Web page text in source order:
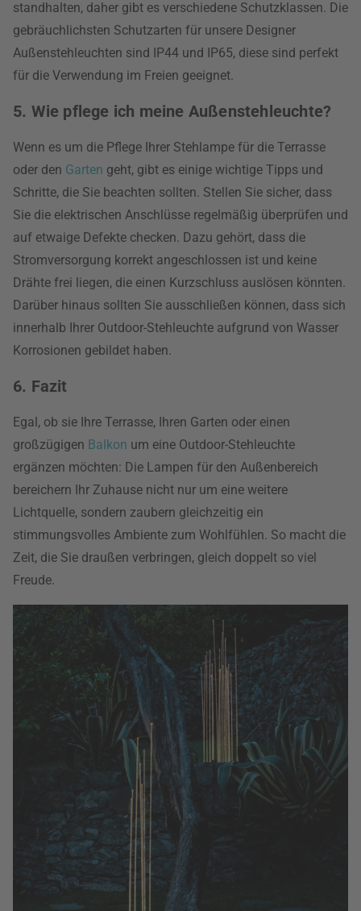
standhalten, daher gibt es verschiedene Schutzklassen. Die
gebräuchlichsten Schutzarten für unsere Designer
Außenstehleuchten sind IP44 und IP65, diese sind perfekt
für die Verwendung im Freien geeignet.
5. Wie pflege ich meine Außenstehleuchte?
Wenn es um die Pflege Ihrer Stehlampe für die Terrasse
oder den Garten geht, gibt es einige wichtige Tipps und
Schritte, die Sie beachten sollten. Stellen Sie sicher, dass
Sie die elektrischen Anschlüsse regelmäßig überprüfen und
auf etwaige Defekte checken. Dazu gehört, dass die
Stromversorgung korrekt angeschlossen ist und keine
Drähte frei liegen, die einen Kurzschluss auslösen könnten.
Darüber hinaus sollten Sie ausschließen können, dass sich
innerhalb Ihrer Outdoor-Stehleuchte aufgrund von Wasser
Korrosionen gebildet haben.
6. Fazit
Egal, ob sie Ihre Terrasse, Ihren Garten oder einen
großzügigen Balkon um eine Outdoor-Stehleuchte
ergänzen möchten: Die Lampen für den Außenbereich
bereichern Ihr Zuhause nicht nur um eine weitere
Lichtquelle, sondern zaubern gleichzeitig ein
stimmungsvolles Ambiente zum Wohlfühlen. So macht die
Zeit, die Sie draußen verbringen, gleich doppelt so viel
Freude.